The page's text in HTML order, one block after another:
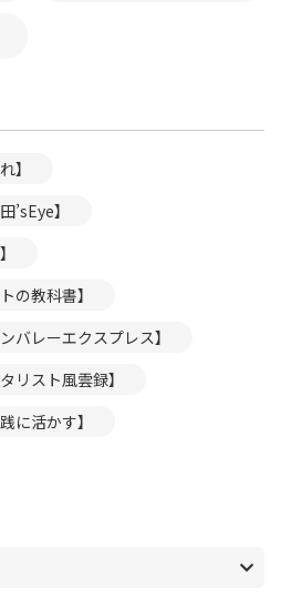
】
】
の教科書】
バレーエクスプレス】
リスト風雲録】
に活かす】